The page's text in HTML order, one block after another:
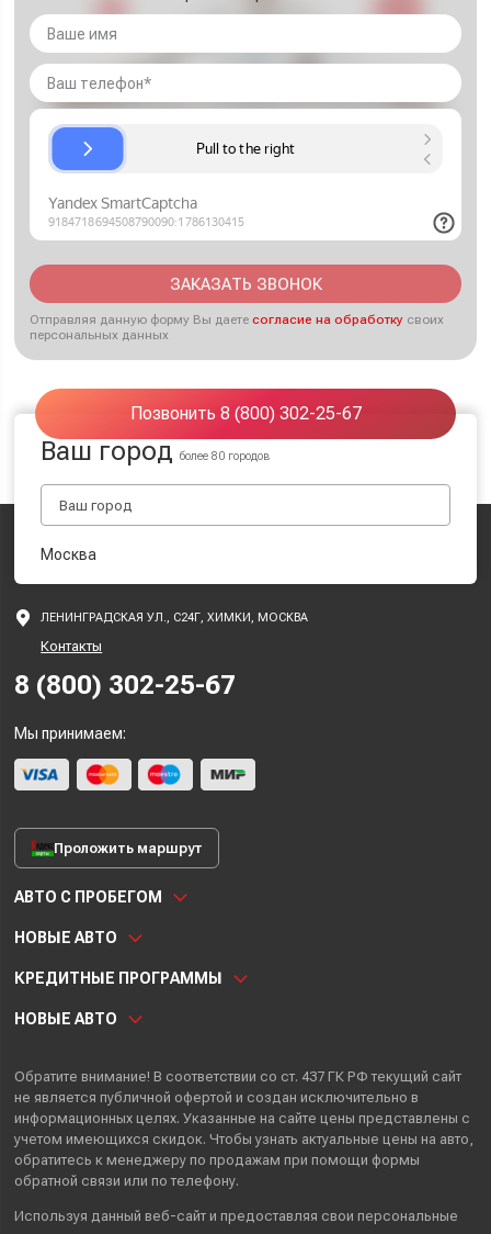
ЗАКАЗАТЬ ЗВОНОК
Отправляя данную форму Вы даетесогласие на обработку своих
персональных данных
Позвонить 8 (800) 302-25-67
Ваш городболее 80 городов
Москва
ЛЕНИНГРАДСКАЯ УЛ., С24Г, ХИМКИ, МОСКВА
Контакты
8 (800) 302-25-67
Мы принимаем:
Проложить маршрут
АВТО С ПРОБЕГОМ
НОВЫЕ АВТО
КРЕДИТНЫЕ ПРОГРАММЫ
НОВЫЕ АВТО
Обратите внимание! В соответствии со ст. 437 ГК РФ текущий сайт
не является публичной офертой и создан исключительно в
информационных целях. Указанные на сайте цены представлены с
учетом имеющихся скидок. Чтобы узнать актуальные цены на авто,
обратитесь к менеджеру по продажам при помощи формы
обратной связи или по телефону.
Используя данный веб-сайт и предоставляя свои персональные